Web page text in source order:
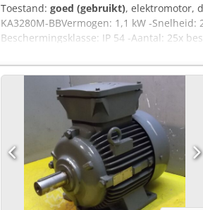
Toestand: goed (gebruikt), elektromotor,
KA3280M-BBVermogen: 1,1 kW -
Beschermingsklasse: IP 54 -Aantal: 25x